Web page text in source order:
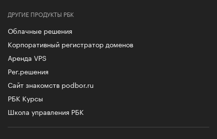
ДРУГИЕ ПРОДУКТЫ РБК
Облачные решения
Корпоративный регистратор доменов
Аренда VPS
Рег.решения
Сайт знакомств podbor.ru
РБК Курсы
Школа управления РБК